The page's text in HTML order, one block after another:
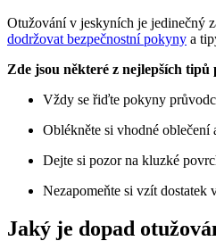
Otužování v jeskyních je jedinečný
dodržovat bezpečnostní pokyny a
Zde jsou některé z nejlepších tipů
Vždy se řiďte pokyny
Oblékněte si vhodné
Dejte si pozor na kluzké
Nezapomeňte si vzít dostatek
Jaký je dopad